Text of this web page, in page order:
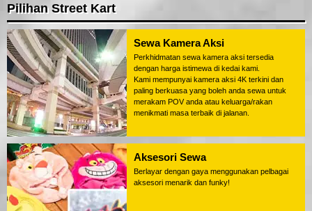
Pilihan Street Kart
Sewa Kamera Aksi
Perkhidmatan sewa kamera aksi tersedia
dengan harga istimewa di kedai kami.
Kami mempunyai kamera aksi 4K terkini dan
paling berkuasa yang boleh anda sewa untuk
merakam POV anda atau keluarga/rakan
menikmati masa terbaik di jalanan.
Aksesori Sewa
Berlayar dengan gaya menggunakan pelbagai
aksesori menarik dan funky!